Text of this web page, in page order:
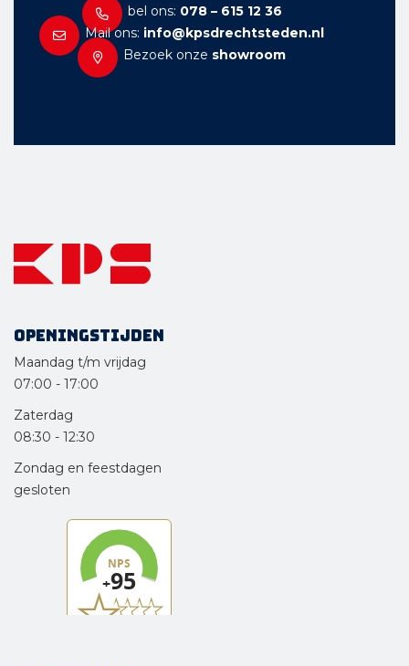
bel ons: 078 – 615 12 36
Mail ons: info@kpsdrechtsteden.nl
Bezoek onze showroom
Openingstijden
Maandag t/m vrijdag
07:00 - 17:00
Zaterdag
08:30 - 12:30
Zondag en feestdagen
gesloten